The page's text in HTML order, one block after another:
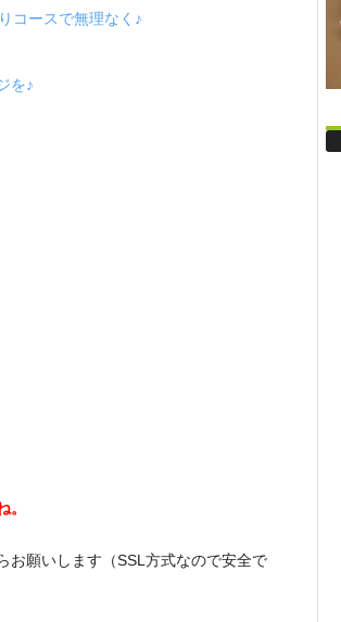
コースで無理なく♪
を♪
お願いします（SSL方式なので安全で